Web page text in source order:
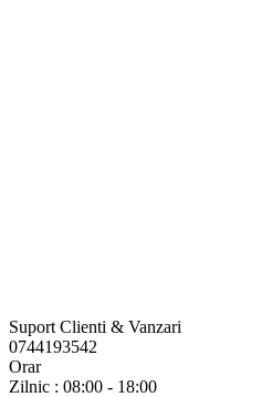
Suport Clienti & Vanzari
0744193542
Orar
Zilnic : 08:00 - 18:00